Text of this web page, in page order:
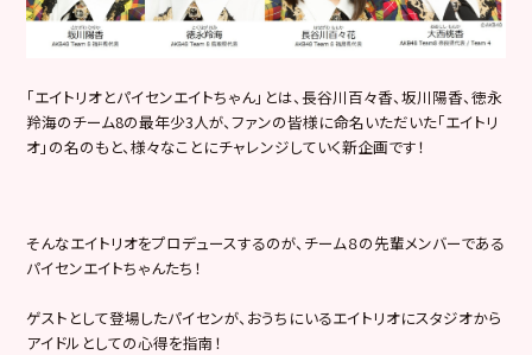
「エイトリオとパイセンエイトちゃん」とは、長谷川百々香、坂川陽香、徳永
羚海のチーム8の最年少3人が、ファンの皆様に命名いただいた「エイトリ
オ」の名のもと、様々なことにチャレンジしていく新企画です！
そんなエイトリオをプロデュースするのが、チーム８の先輩メンバーである
パイセンエイトちゃんたち！
ゲストとして登場したパイセンが、おうちにいるエイトリオにスタジオから
アイドルとしての心得を指南！